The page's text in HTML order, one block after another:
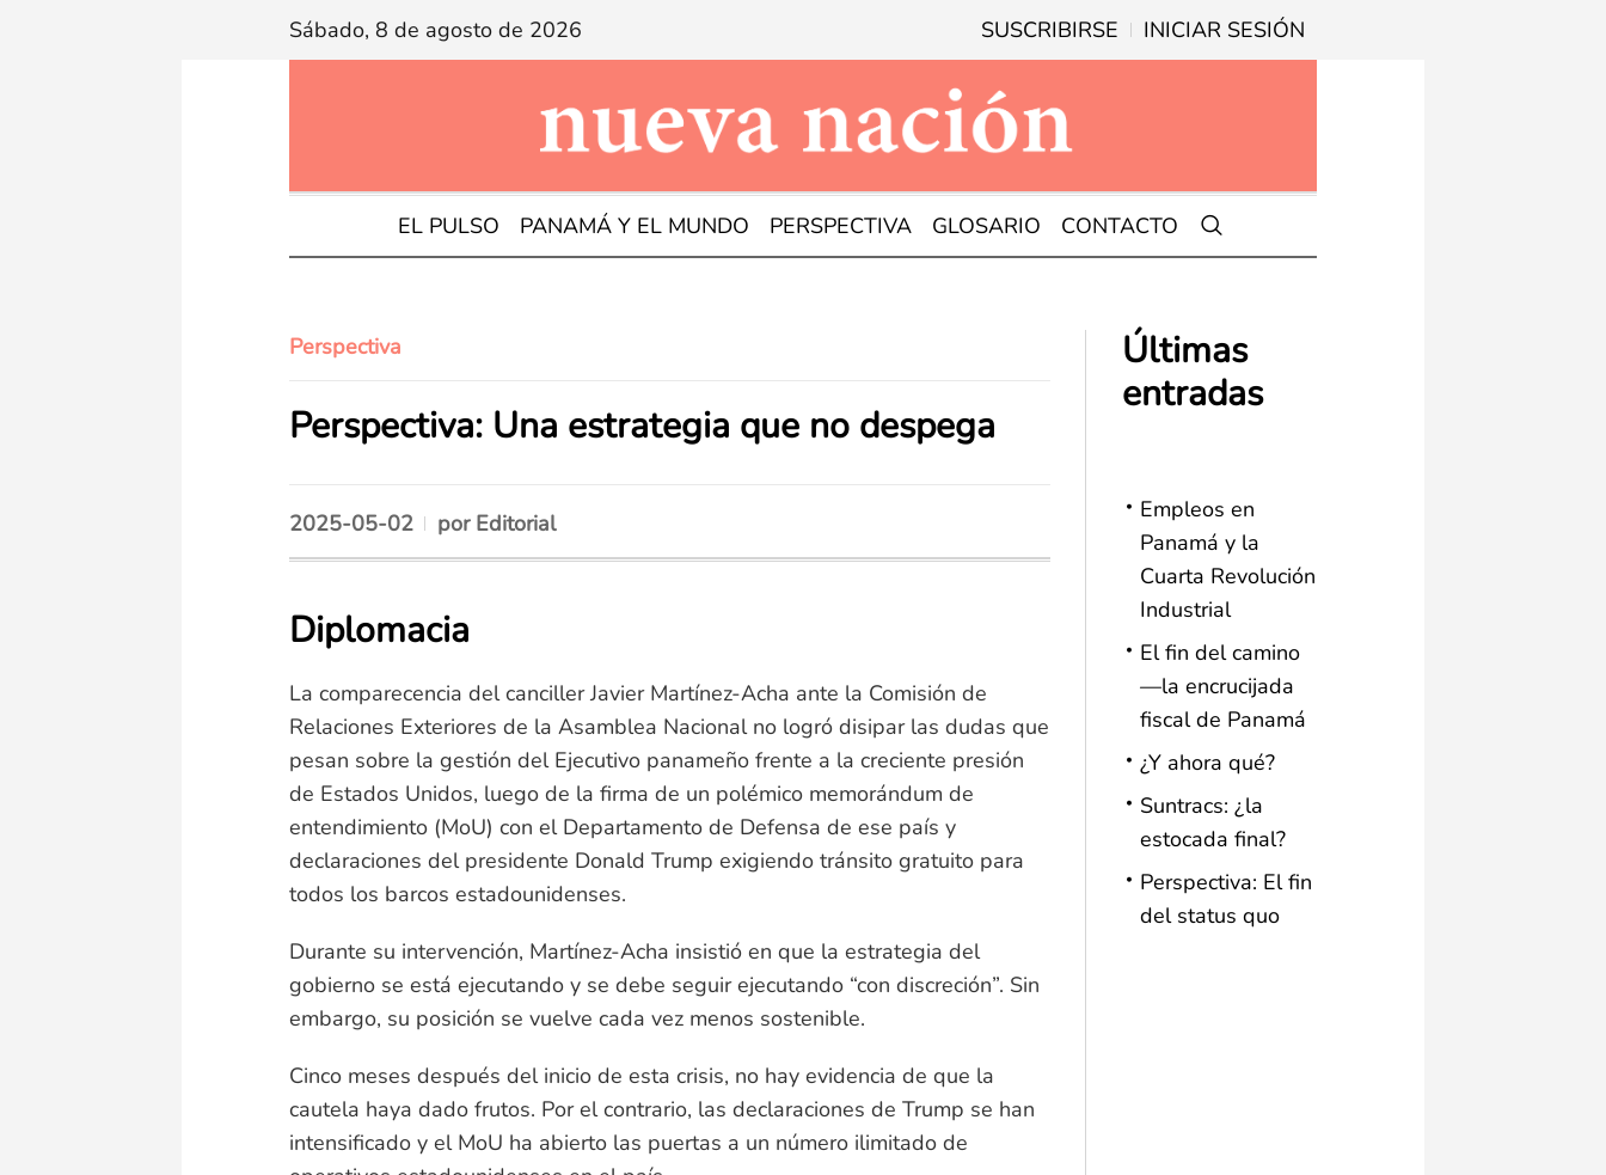
SUSCRIBIRSE INICIAR SESIÓN
Sábado, 8 de agosto de 2026
EL PULSO PANAMÁ Y EL MUNDO PERSPECTIVA GLOSARIO CONTACTO
Perspectiva
Perspectiva: Una estrategia que no despega
2025-05-02 por Editorial
Diplomacia
La comparecencia del canciller Javier Martínez-Acha ante la Comisión de
Relaciones Exteriores de la Asamblea Nacional no logró disipar las dudas que
pesan sobre la gestión del Ejecutivo panameño frente a la creciente presión
de Estados Unidos, luego de la firma de un polémico memorándum de
entendimiento (MoU) con el Departamento de Defensa de ese país y
declaraciones del presidente Donald Trump exigiendo tránsito gratuito para
todos los barcos estadounidenses.
Durante su intervención, Martínez-Acha insistió en que la estrategia del
gobierno se está ejecutando y se debe seguir ejecutando “con discreción”. Sin
embargo, su posición se vuelve cada vez menos sostenible.
Cinco meses después del inicio de esta crisis, no hay evidencia de que la
cautela haya dado frutos. Por el contrario, las declaraciones de Trump se han
intensificado y el MoU ha abierto las puertas a un número ilimitado de
Últimas
entradas
Empleos en
Panamá y la
Cuarta Revolución
Industrial
El fin del camino
—la encrucijada
fiscal de Panamá
¿Y ahora qué?
Suntracs: ¿la
estocada final?
Perspectiva: El fin
del status quo